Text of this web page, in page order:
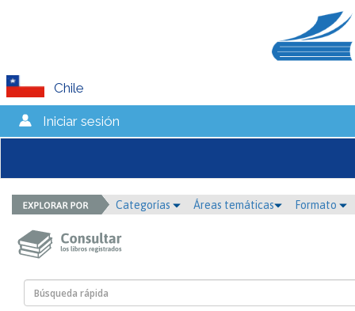
Chile
Iniciar sesión
Categorías Áreas temáticas Formato